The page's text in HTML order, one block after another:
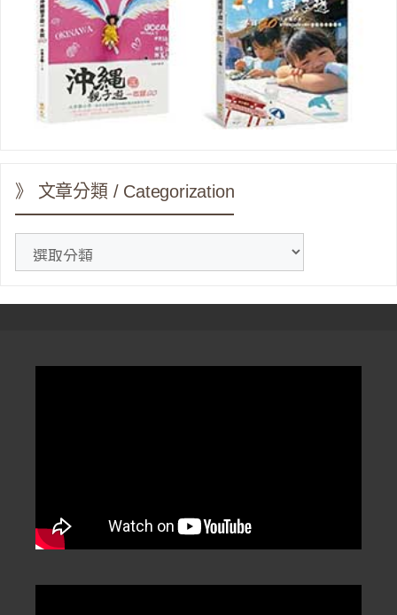
》 文章分類 / Categorization
分